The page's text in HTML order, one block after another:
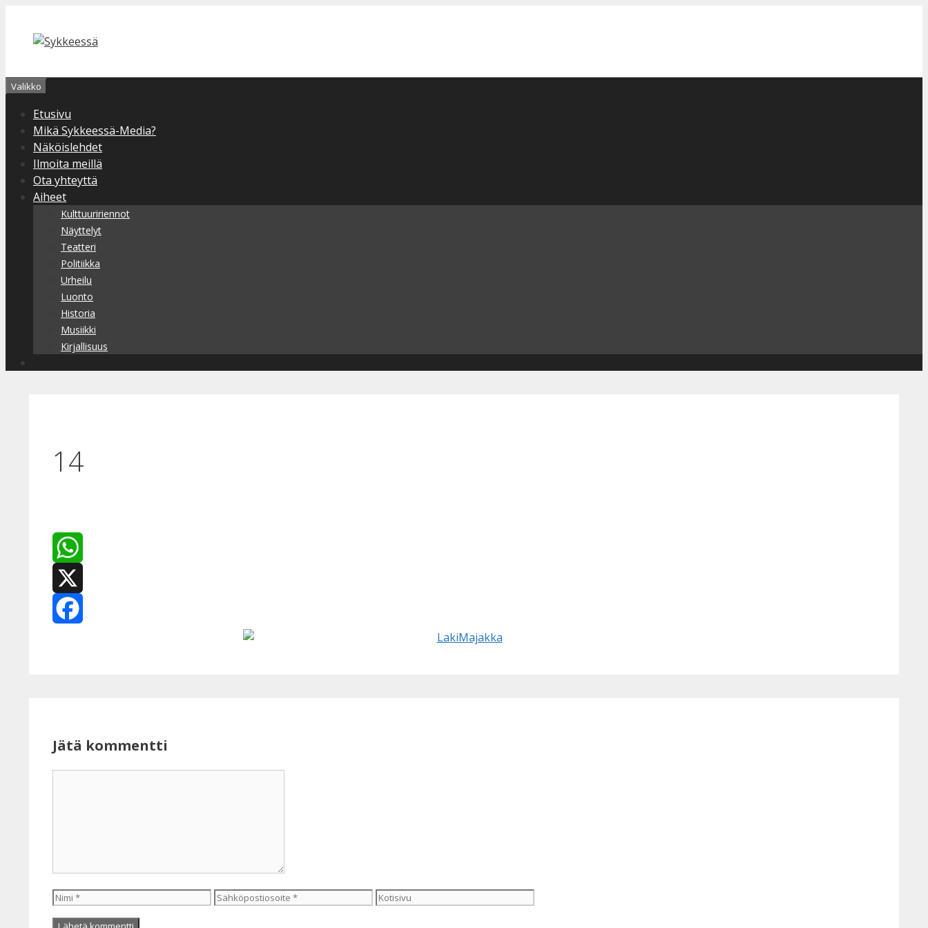
sisältöön
Valikko
Etusivu
Mikä Sykkeessä-Media?
Näköislehdet
Ilmoita meillä
Ota yhteyttä
Aiheet
Kulttuuririennot
Näyttelyt
Teatteri
Politiikka
Urheilu
Luonto
Historia
Musiikki
Kirjallisuus
14
WhatsApp
X
Jätä kommentti
Nimi Sähköpostiosoite Kotisivu